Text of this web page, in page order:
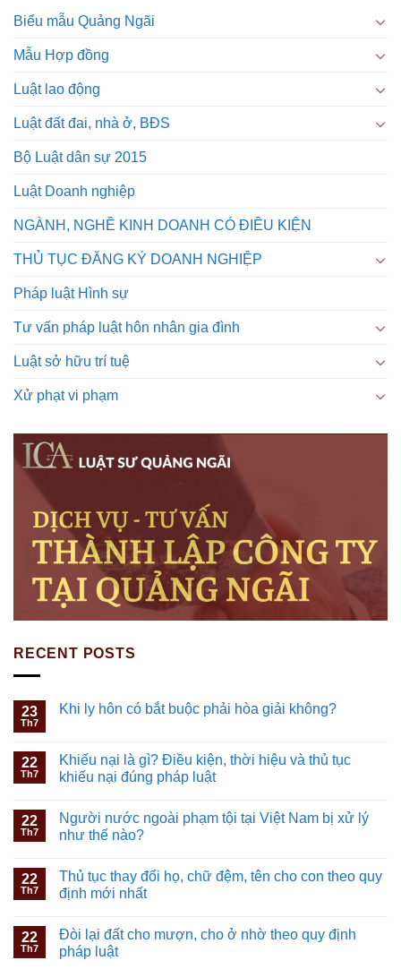
Biểu mẫu Quảng Ngãi
Mẫu Hợp đồng
Luật lao động
Luật đất đai, nhà ở, BĐS
Bộ Luật dân sự 2015
Luật Doanh nghiệp
NGÀNH, NGHỀ KINH DOANH CÓ ĐIỀU KIỆN
THỦ TỤC ĐĂNG KÝ DOANH NGHIỆP
Pháp luật Hình sự
Tư vấn pháp luật hôn nhân gia đình
Luật sở hữu trí tuệ
Xử phạt vi phạm
RECENT POSTS
23
Th7
Khi ly hôn có bắt buộc phải hòa giải không?
22
Th7
Khiếu nại là gì? Điều kiện, thời hiệu và thủ tục
khiếu nại đúng pháp luật
22
Th7
Người nước ngoài phạm tội tại Việt Nam bị xử lý
như thế nào?
22
Th7
Thủ tục thay đổi họ, chữ đệm, tên cho con theo quy
định mới nhất
22
Th7
Đòi lại đất cho mượn, cho ở nhờ theo quy định
pháp luật